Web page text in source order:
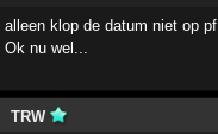
alleen klop de datum niet op pf
Ok nu wel...
TRW